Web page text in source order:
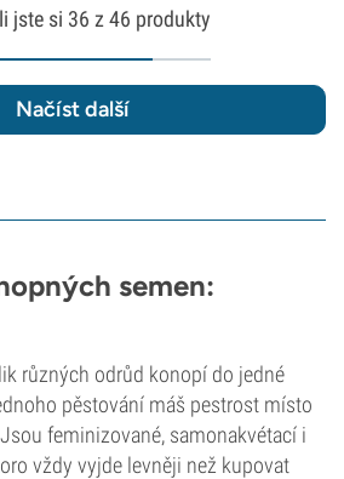
jste si 36 z 46 produkty
Načíst další
semen:
různých odrůd konopí do jedné
pěstování máš pestrost místo
feminizované, samonakvétací i
vždy vyjde levněji než kupovat